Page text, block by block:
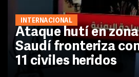
INTERNACIONAL
Ataque hutí en
Saudí fronteriza
11 civiles heridos